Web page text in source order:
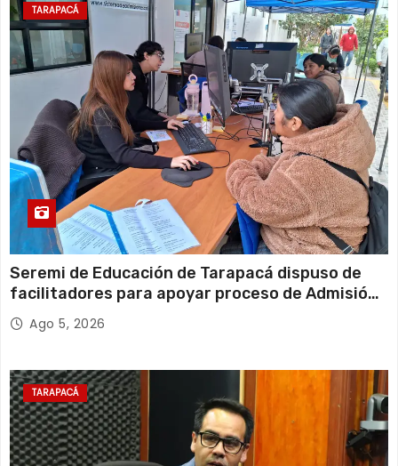
TARAPACÁ
Seremi de Educación de Tarapacá dispuso de
facilitadores para apoyar proceso de Admisión
Escolar 2027
Ago 5, 2026
TARAPACÁ